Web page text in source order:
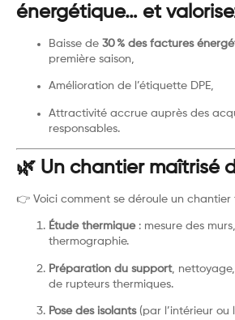
énergétique… et
Baisse de 30 % des factures
première saison,
Amélioration de l’étiquette DPE,
Attractivité accrue auprès des
responsables.
🌿 Un chantier maîtrisé
👉 Voici comment se déroule un chantier
Étude thermique: mesure des
thermographie.
Préparation du support,
de rupteurs thermiques.
Pose des isolants(par l’intérieur ou